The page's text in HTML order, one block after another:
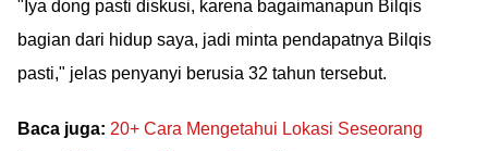
"Iya dong pasti diskusi, karena bagaimanapun Bilqis
bagian dari hidup saya, jadi minta pendapatnya Bilqis
pasti," jelas penyanyi berusia 32 tahun tersebut.
Baca juga: 20+ Cara Mengetahui Lokasi Seseorang